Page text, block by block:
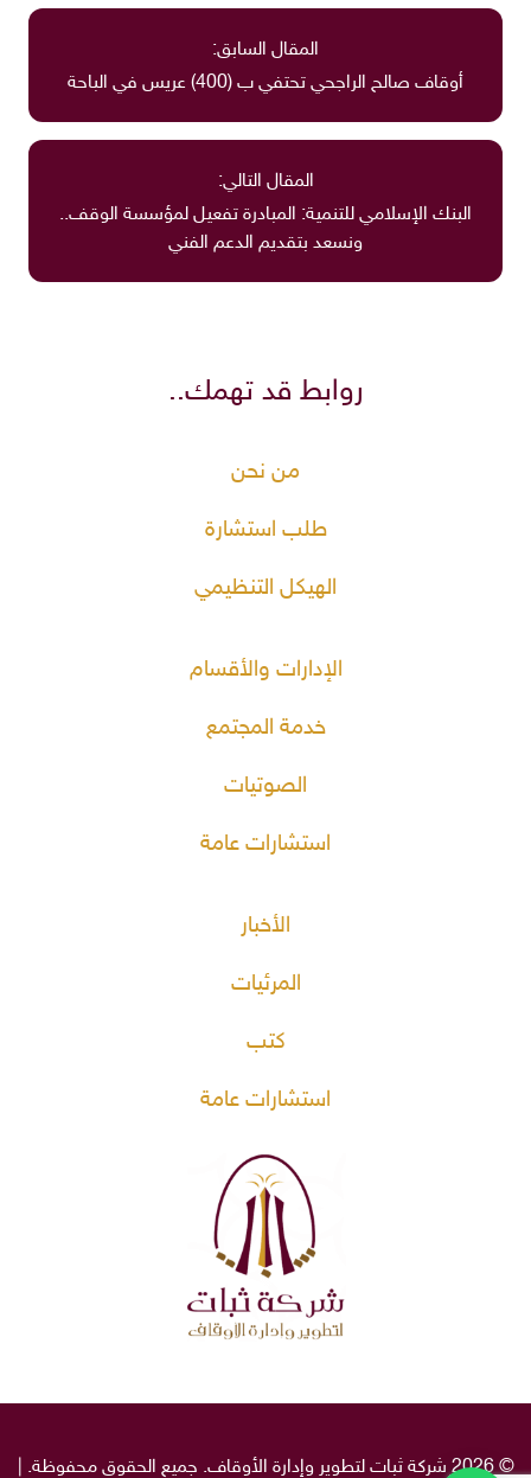
المقال السابق:
أوقاف صالح الراجحي تحتفي ب (400) عريس في الباحة
المقال التالي:
البنك الإسلامي للتنمية: المبادرة تفعيل لمؤسسة الوقف..
ونسعد بتقديم الدعم الفني
روابط قد تهمك..
من نحن
طلب استشارة
الهيكل التنظيمي
الإدارات والأقسام
خدمة المجتمع
الصوتيات
استشارات عامة
الأخبار
المرئيات
كتب
استشارات عامة
© 2026 شركة ثبات لتطوير وإدارة الأوقاف. جميع الحقوق محفوظة. |